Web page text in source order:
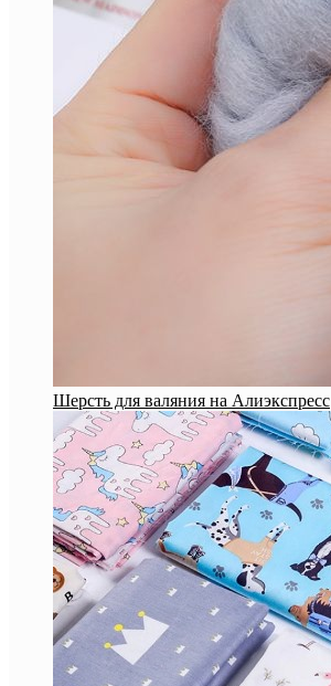
Шерсть для валяния на Алиэкспресс